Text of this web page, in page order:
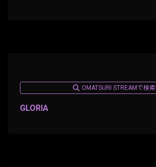
OMATSURI STREAMで検索
GLORIA